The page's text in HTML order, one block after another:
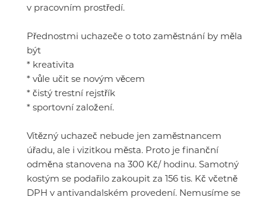
v pracovním prostředí.
Přednostmi uchazeče o toto zaměstnání by měla
být
* kreativita
* vůle učit se novým věcem
* čistý trestní rejstřík
* sportovní založení.
Vítězný uchazeč nebude jen zaměstnancem
úřadu, ale i vizitkou města. Proto je finanční
odměna stanovena na 300 Kč/ hodinu. Samotný
kostým se podařilo zakoupit za 156 tis. Kč včetně
DPH v antivandalském provedení. Nemusíme se